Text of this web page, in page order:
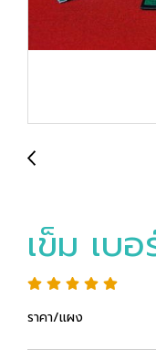
เข็ม เบ
ราคา/แผง